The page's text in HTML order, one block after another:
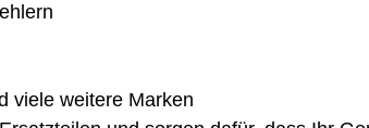
viele weitere Marken